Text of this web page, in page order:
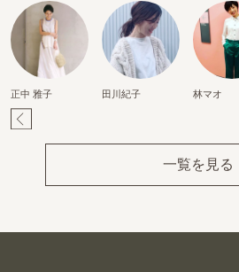
正中 雅子 田川紀子 林マオ
一覧を見る